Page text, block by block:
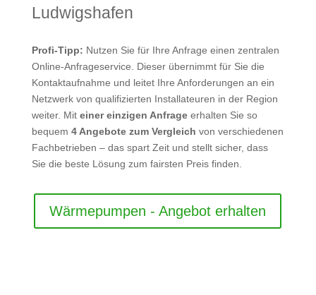
Ludwigshafen
Profi-Tipp: Nutzen Sie für Ihre Anfrage einen zentralen
Online-Anfrageservice. Dieser übernimmt für Sie die
Kontaktaufnahme und leitet Ihre Anforderungen an ein
Netzwerk von qualifizierten Installateuren in der Region
weiter. Mit einer einzigen Anfrageerhalten Sie so
bequem 4 Angebote zum Vergleich von verschiedenen
Fachbetrieben – das spart Zeit und stellt sicher, dass
Sie die beste Lösung zum fairsten Preis finden.
Wärmepumpen - Angebot erhalten